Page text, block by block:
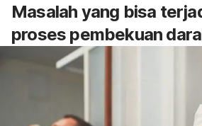
Masalah yang bisa
proses pembekuan